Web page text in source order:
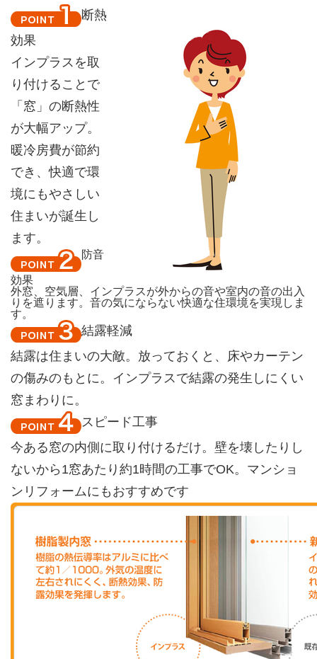
断熱
効果
インプラスを取
り付けることで
「窓」の断熱性
が大幅アップ。
暖冷房費が節約
でき、快適で環
境にもやさしい
住まいが誕生し
ます。
防音
効果
外窓、空気層、インプラスが外からの音や室内の音の出入
りを遮ります。音の気にならない快適な住環境を実現しま
す。
結露軽減
結露は住まいの大敵。放っておくと、床やカーテン
の傷みのもとに。インプラスで結露の発生しにくい
窓まわりに。
スピード工事
今ある窓の内側に取り付けるだけ。壁を壊したりし
ないから1窓あたり約1時間の工事でOK。マンショ
ンリフォームにもおすすめです